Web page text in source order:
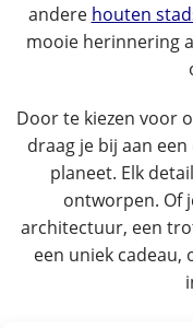
andere houten
mooie herinnering
Door te kiezen voor
draag je bij aan
planeet. Elk
ontworpen. Of
architectuur, een
een uniek cadeau,